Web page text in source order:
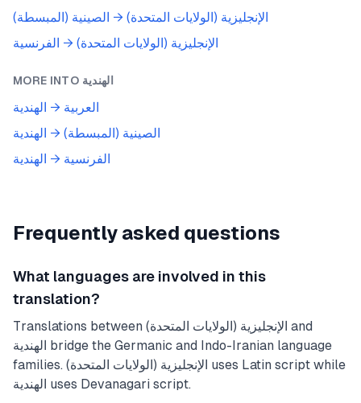
الإنجليزية (الولايات المتحدة) → الصينية (المبسطة)
الإنجليزية (الولايات المتحدة) → الفرنسية
MORE INTO الهندية
العربية → الهندية
الصينية (المبسطة) → الهندية
الفرنسية → الهندية
Frequently asked questions
What languages are involved in this
translation?
Translations between الإنجليزية (الولايات المتحدة) and
الهندية bridge the Germanic and Indo-Iranian language
families. الإنجليزية (الولايات المتحدة) uses Latin script while
الهندية uses Devanagari script.